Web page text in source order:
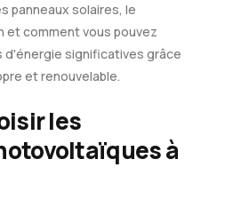
panneaux solaires, le
et comment vous pouvez
d'énergie significatives grâce
et renouvelable.
les
à